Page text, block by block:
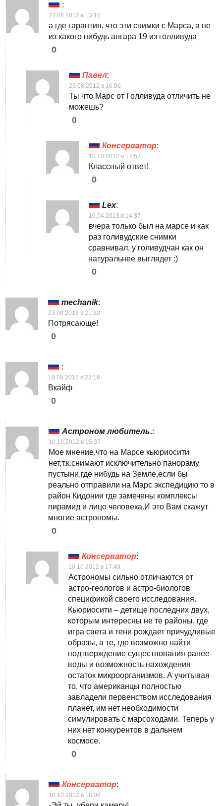
:
23.08.2012 в 13:10
а где гарантия, что эти снимки с Марса, а не
из какого нибудь ангара 19 из голливуда
0
Павел:
23.08.2012 в 16:06
Ты что Марс от Голливуда отличить не
можешь?
0
Консерватор:
10.10.2012 в 17:57
Классный ответ!
0
Lex:
10.04.2013 в 14:37
вчера только был на марсе и как
раз голивудские снимки
сравнивал, у голивудчан как он
натуральнее выглядет :)
0
mechanik:
23.08.2012 в 21:20
Потрясающе!
0
:
19.09.2012 в 23:16
Вкайф
0
Астроном любитель.:
10.10.2012 в 15:37
Мое мнение,что на Марсе кьюриосити
нет,т.к.снимают исключительно панораму
пустыни,где нибудь на Земле,если бы
реально отправили на Марс экспедицию то в
район Кидонии где замечены комплексы
пирамид и лицо человека.И это Вам скажут
многие астрономы.
0
Консерватор:
10.10.2012 в 17:49
Астрономы сильно отличаются от
астро-геологов и астро-биологов
спецификой своего исследования.
Кьюриосити – детище последних двух,
которым интересны не те районы, где
игра света и тени рождает причудливые
образы, а те, где возможно найти
подтверждение существования ранее
воды и возможность нахождения
остаток микроорганизмов. А учитывая
то, что американцы полностью
завладели первенством исследования
планет, им нет необходимости
симулировать с марсоходами. Теперь у
них нет конкурентов в дальнем
космосе.
0
Консерватор:
10.10.2012 в 18:08